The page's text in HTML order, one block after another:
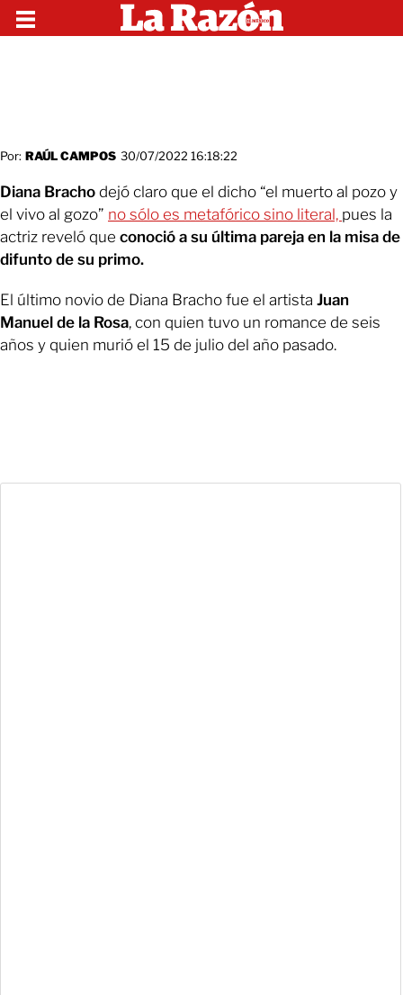
Por: RAÚL CAMPOS 30/07/2022 16:18:22
Diana Bracho dejó claro que el dicho “el muerto al pozo y
el vivo al gozo” no sólo es metafórico sino literal, pues la
actriz reveló que conoció a su última pareja en la misa de
difunto de su primo.
El último novio de Diana Bracho fue el artista Juan
Manuel de la Rosa, con quien tuvo un romance de seis
años y quien murió el 15 de julio del año pasado.